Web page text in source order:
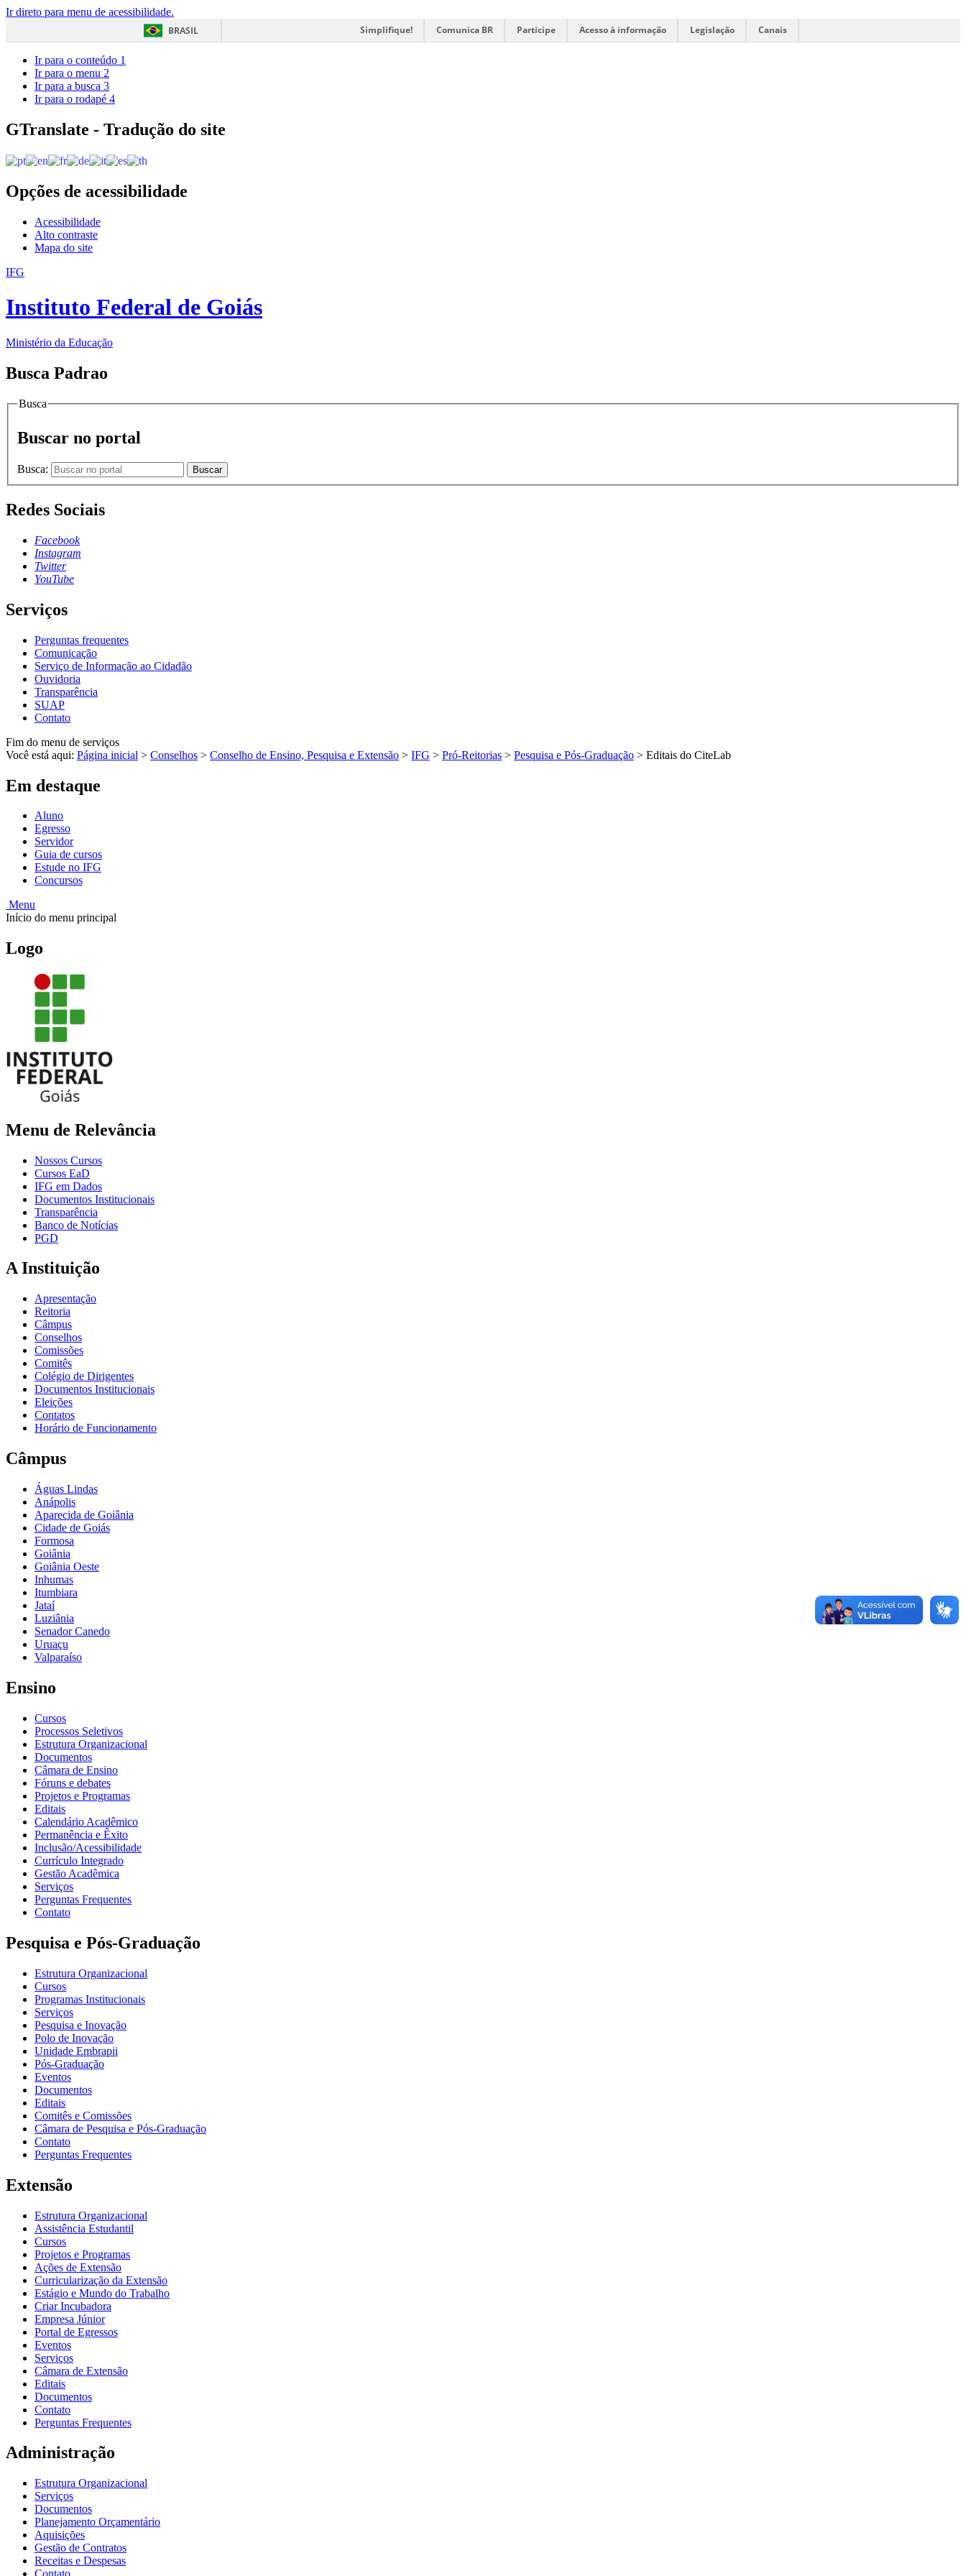
Ir direto para menu de acessibilidade.
BRASIL
Simplifique! Comunica BR Participe Acesso à informação Legislação Canais
Ir para o conteúdo 1
Ir para o menu 2
Ir para a busca 3
Ir para o rodapé 4
GTranslate - Tradução do site
Opções de acessibilidade
Acessibilidade
Alto contraste
Mapa do site
IFG
Instituto Federal de Goiás
Ministério da Educação
Busca Padrao
Busca
Buscar no portal
Busca: Buscar
Redes Sociais
Facebook
Instagram
Twitter
YouTube
Serviços
Perguntas frequentes
Comunicação
Serviço de Informação ao Cidadão
Ouvidoria
Transparência
SUAP
Contato
Fim do menu de serviços
Você está aqui: Página inicial > Conselhos > Conselho de Ensino, Pesquisa e Extensão > IFG > Pró-Reitorias > Pesquisa e Pós-Graduação > Editais do CiteLab
Em destaque
Aluno
Egresso
Servidor
Guia de cursos
Estude no IFG
Concursos
Menu
Início do menu principal
Logo
Menu de Relevância
Nossos Cursos
Cursos EaD
IFG em Dados
Documentos Institucionais
Transparência
Banco de Notícias
PGD
A Instituição
Apresentação
Reitoria
Câmpus
Conselhos
Comissões
Comitês
Colégio de Dirigentes
Documentos Institucionais
Eleições
Contatos
Horário de Funcionamento
Câmpus
Águas Lindas
Anápolis
Aparecida de Goiânia
Cidade de Goiás
Formosa
Goiânia
Goiânia Oeste
Inhumas
Itumbiara
Jataí
Luziânia
Senador Canedo
Uruaçu
Valparaíso
Ensino
Cursos
Processos Seletivos
Estrutura Organizacional
Documentos
Câmara de Ensino
Fóruns e debates
Projetos e Programas
Editais
Calendário Acadêmico
Permanência e Êxito
Inclusão/Acessibilidade
Currículo Integrado
Gestão Acadêmica
Serviços
Perguntas Frequentes
Contato
Pesquisa e Pós-Graduação
Estrutura Organizacional
Cursos
Programas Institucionais
Serviços
Pesquisa e Inovação
Polo de Inovação
Unidade Embrapii
Pós-Graduação
Eventos
Documentos
Editais
Comitês e Comissões
Câmara de Pesquisa e Pós-Graduação
Contato
Perguntas Frequentes
Extensão
Estrutura Organizacional
Assistência Estudantil
Cursos
Projetos e Programas
Ações de Extensão
Curricularização da Extensão
Estágio e Mundo do Trabalho
Criar Incubadora
Empresa Júnior
Portal de Egressos
Eventos
Serviços
Câmara de Extensão
Editais
Documentos
Contato
Perguntas Frequentes
Administração
Estrutura Organizacional
Serviços
Documentos
Planejamento Orçamentário
Aquisições
Gestão de Contratos
Receitas e Despesas